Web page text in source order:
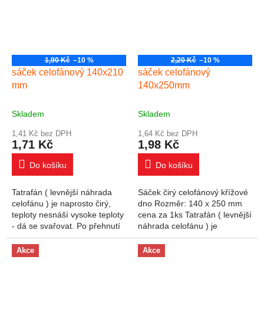
1,90 Kč –10 %
sáček celofánový 140x210
mm
Skladem
1,41 Kč bez DPH
1,71 Kč
Do košíku
Tatrafán ( levnější náhrada
celofánu ) je naprosto čirý,
teploty nesnáší vysoke teploty
- dá se svařovat. Po přehnutí
se vrací do původního tvaru.
Celofán snáší vysoké
teploty,...
2,20 Kč –10 %
sáček celofánový
140x250mm
Skladem
1,64 Kč bez DPH
1,98 Kč
Do košíku
Sáček čirý celofánový křížové
dno Rozměr: 140 x 250 mm
cena za 1ks Tatrafán ( levnější
náhrada celofánu ) je
naprosto čirý, teploty nesnáší
vysoke teploty - dá se
svařovat. Po...
Akce Akce